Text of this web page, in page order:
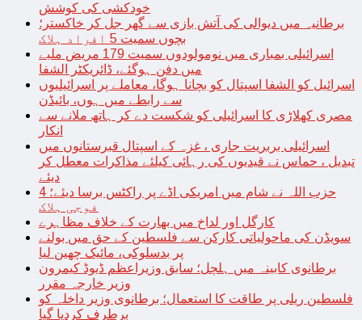
خودکشی کی کوشش
برطانیہ میں دیوالی کی آتش بازی سے گھر جل کر خاکستر؛
بچوں سمیت 5 افراد ہلاک
اسرائیلی بمباری میں نومولودوں سمیت 179 مریض ملبے
میں دفن ہوگئے، ڈائریکٹر الشفا
اسرائیل کو الشفا اسپتال کو بچانا ہوگا، معاملے پر اسرائیلیوں
سے رابطے میں ہوں، بائیڈن
مصری کھلاڑی کا اسرائیلی کو شکست دے کر ہاتھ ملانے سے
انکار
اسرائیلی بربریت جاری ، غزہ کے اسپتال قبرستانوں میں
تبدیل ، حماس نے قیدیوں کی رہائی کیلئے مذاکرات معطل کر
دیئے
حزب اللہ نے شام میں امریکی اڈے پر راکٹس برسا دیئے؛ 4
فوجی ہلاک
کارگل اور لداخ میں بھارت کے خلاف مظاہرے
سویڈن کی ماحولیاتی کارکن سے فلسطین کے حق میں بولنے
پر بدسلوکی، مائیک چھین لیا
برطانوی کابینہ میں ہلچل؛ سابق وزیراعظم ڈیوڈ کیمرون
وزیر خارجہ مقرر
فلسطین ریلی پر طاقت کا استعمال؛ برطانوی وزیر داخلہ کو
برطرف کردیا گیا